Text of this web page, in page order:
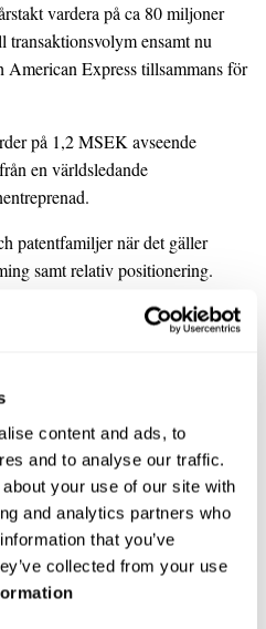
content and ads, to
and to analyse our traffic.
your use of our site with
and analytics partners who
that you’ve
collected from your use
vardera på ca 80 miljoner
transaktionsvolym ensamt nu
Express tillsammans för
på 1,2 MSEK avseende
en världsledande
patentfamiljer när det gäller
samt relativ positionering.
för lastbilar i
steamingtjänster i
Den tredje produktlinjen är
Dynamic Audio Control (DAC)
integrerat i hörselskydd
bolaget särskilt av Alphabets och
Android Oreo 8.1. I